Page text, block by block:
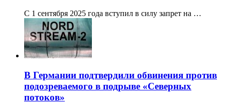
С 1 сентября 2025 года вступил в силу запрет на …
В Германии подтвердили обвинения против
подозреваемого в подрыве «Северных
потоков»